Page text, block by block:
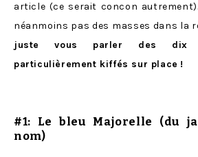
article (ce serait concon
néanmoins pas des masses dans la
juste vous parler des dix
particulièrement kiffés sur place !
#1: Lebleu Majorelle (du
nom)